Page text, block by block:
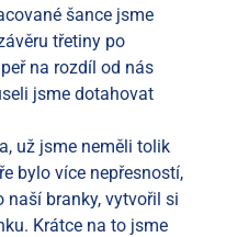
šance jsme
třetiny po
na rozdíl od nás
jsme dotahovat
už jsme neměli tolik
bylo více nepřesností,
naší branky, vytvořil si
Krátce na to jsme